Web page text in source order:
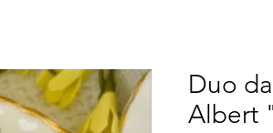
Duo
Albert